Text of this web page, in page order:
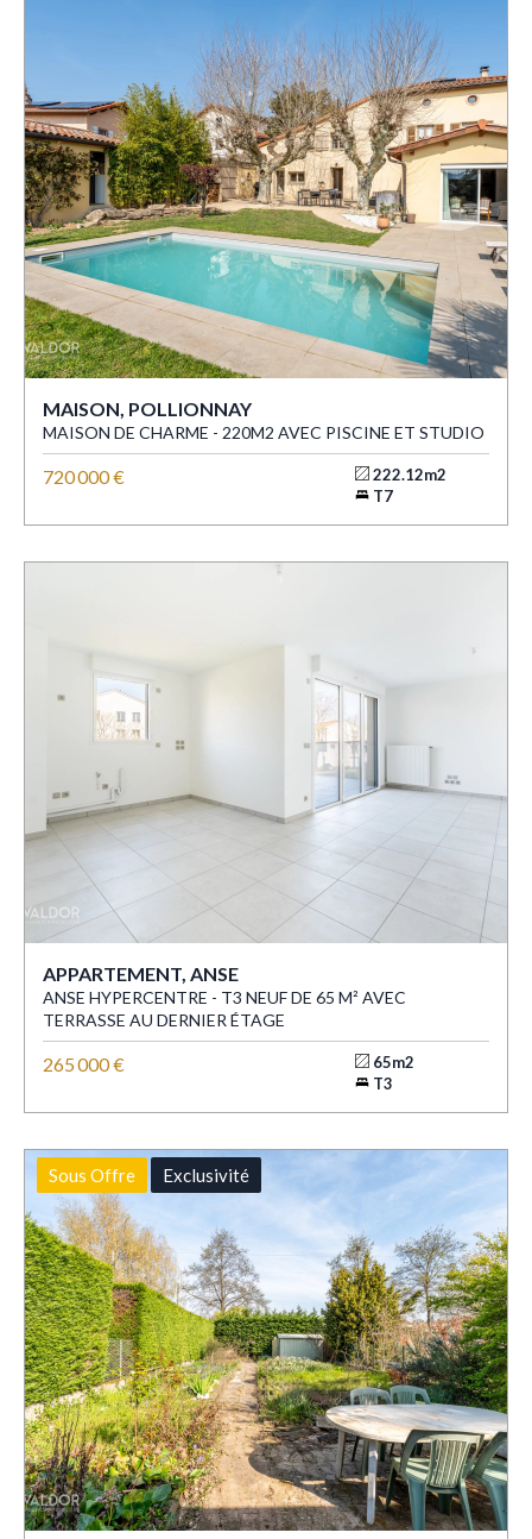
MAISON, POLLIONNAY
MAISON DE CHARME - 220M2 AVEC PISCINE ET STUDIO
720 000 €
222.12m2
T7
APPARTEMENT, ANSE
ANSE HYPERCENTRE - T3 NEUF DE 65 M² AVEC
TERRASSE AU DERNIER ÉTAGE
265 000 €
65m2
T3
Sous Offre Exclusivité